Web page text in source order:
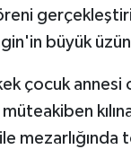
büyük
çocuk
müteakiben